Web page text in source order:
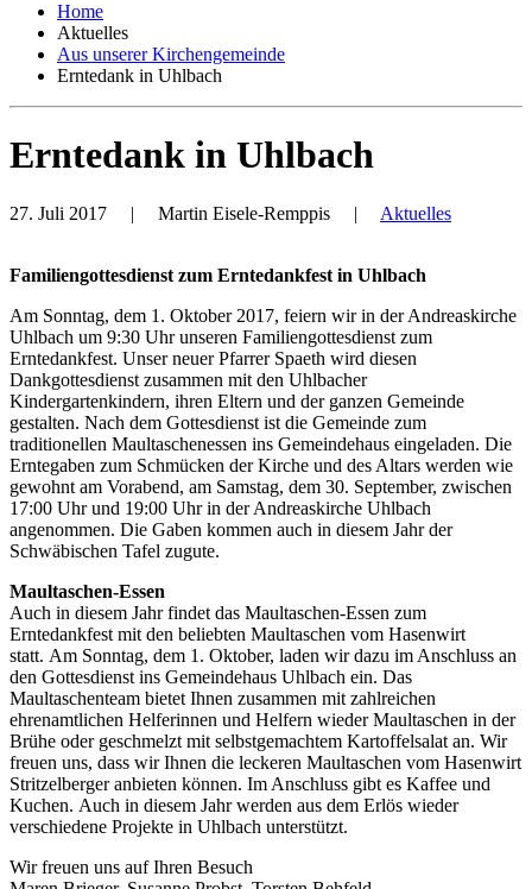
Home
Aktuelles
Aus unserer Kirchengemeinde
Erntedank in Uhlbach
Erntedank in Uhlbach
27. Juli 2017 | Martin Eisele-Remppis | Aktuelles
Familiengottesdienst zum Erntedankfest in Uhlbach
Am Sonntag, dem 1. Oktober 2017, feiern wir in der Andreaskirche
Uhlbach um 9:30 Uhr unseren Familiengottesdienst zum
Erntedankfest. Unser neuer Pfarrer Spaeth wird diesen
Dankgottesdienst zusammen mit den Uhlbacher
Kindergartenkindern, ihren Eltern und der ganzen Gemeinde
gestalten. Nach dem Gottesdienst ist die Gemeinde zum
traditionellen Maultaschenessen ins Gemeindehaus eingeladen. Die
Erntegaben zum Schmücken der Kirche und des Altars werden wie
gewohnt am Vorabend, am Samstag, dem 30. September, zwischen
17:00 Uhr und 19:00 Uhr in der Andreaskirche Uhlbach
angenommen. Die Gaben kommen auch in diesem Jahr der
Schwäbischen Tafel zugute.
Maultaschen-Essen
Auch in diesem Jahr findet das Maultaschen-Essen zum
Erntedankfest mit den beliebten Maultaschen vom Hasenwirt
statt. Am Sonntag, dem 1. Oktober, laden wir dazu im Anschluss an
den Gottesdienst ins Gemeindehaus Uhlbach ein. Das
Maultaschenteam bietet Ihnen zusammen mit zahlreichen
ehrenamtlichen Helferinnen und Helfern wieder Maultaschen in der
Brühe oder geschmelzt mit selbstgemachtem Kartoffelsalat an. Wir
freuen uns, dass wir Ihnen die leckeren Maultaschen vom Hasenwirt
Stritzelberger anbieten können. Im Anschluss gibt es Kaffee und
Kuchen. Auch in diesem Jahr werden aus dem Erlös wieder
verschiedene Projekte in Uhlbach unterstützt.
Wir freuen uns auf Ihren Besuch